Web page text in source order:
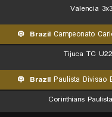
Valencia 3x3
Brazil Campeonato
Tijuca TC U22
Brazil Paulista Divisao
Corinthians Paulista